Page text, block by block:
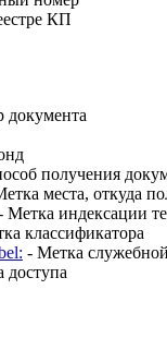
КП
документа
получения
места, откуда
Метка индексации
классификатора
- Метка
доступа